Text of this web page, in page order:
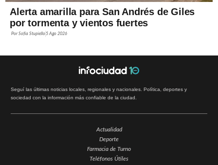
Alerta amarilla para San Andrés de Giles
por tormenta y vientos fuertes
PorSofía Stupiello 5 Ago 2026
Seguí las últimas noticias locales, regionales y nacionales. Política, deportes y
sociedad con la información más confiable de la ciudad.
Actualidad
Deporte
Farmacia de Turno
Teléfonos Útiles